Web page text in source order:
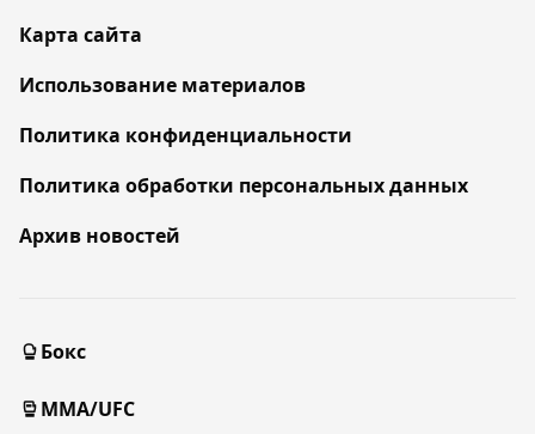
Карта сайта
Использование материалов
Политика конфиденциальности
Политика обработки персональных данных
Архив новостей
Бокс
MMA/UFC